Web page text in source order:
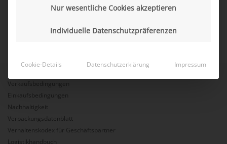
Verkaufsbedingungen
Einkaufsbedingungen
Nachhaltigkeit
Verpackungsdatenblatt
Verhaltenskodex für Geschäftspartner
Logistikhandbuch
Nur wesentliche Cookies akzeptieren
Individuelle Datenschutzpräferenzen
Cookie-Details Datenschutzerklärung Impressum